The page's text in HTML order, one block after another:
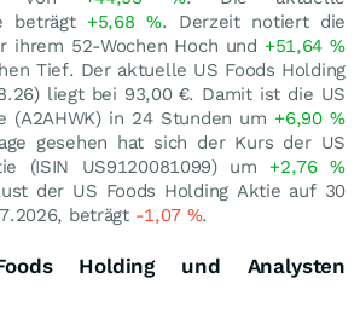
beträgt +5,68%. Derzeit notiert die
ihrem 52-Wochen Hoch und +51,64%
Tief. Der aktuelle US Foods Holding
) liegt bei 93,00 €. Damit ist die US
(A2AHWK) in 24 Stunden um +6,90%
gesehen hat sich der Kurs der US
(ISIN US9120081099) um +2,76%
der US Foods Holding Aktie auf 30
beträgt -1,07 %.
Holding und Analysten